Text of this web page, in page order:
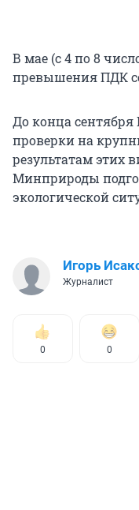
В мае (с 4 по 8
превышения ПДК
До конца сентября
проверки на
результатам этих
Минприроды
экологической
Игорь
Журналист
0 0